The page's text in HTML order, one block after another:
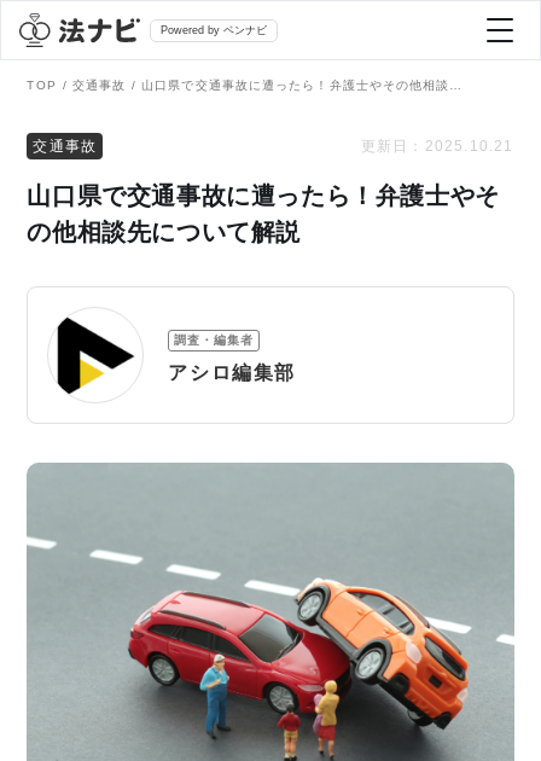
Powered by ベンナビ
全て
刑事事件
債務整理
遺産相続
労働問題
弁護士を探す
AI Search Premium
掲載をご検討の弁護士の方へ
TOP 交通事故
交通事故 更新日： 2025.10.21
山口県で交通事故に遭ったら！弁護士やそ
の他相談先について解説
調査・編集者
アシロ編集部